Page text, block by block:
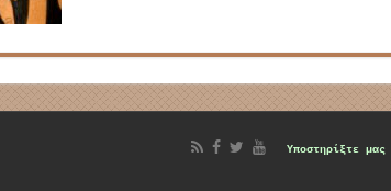
Υποστηρίξτε μας